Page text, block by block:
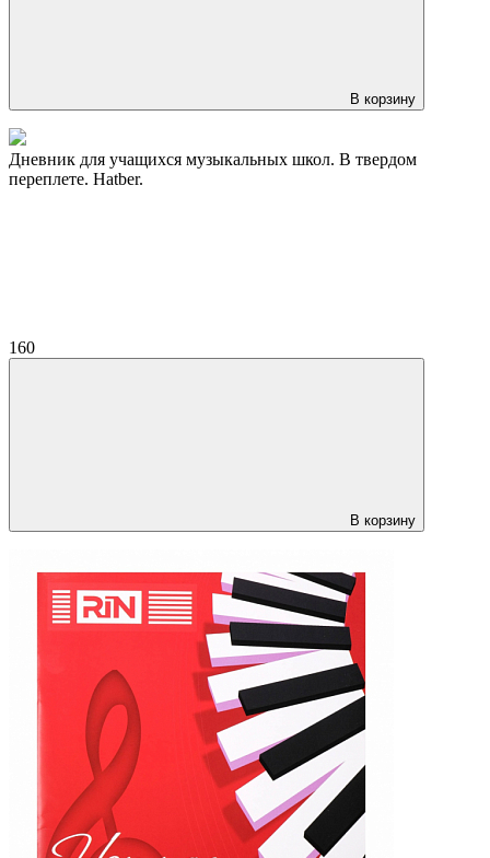
В корзину
Дневник для учащихся музыкальных школ. В твердом
переплете. Hatber.
160
В корзину